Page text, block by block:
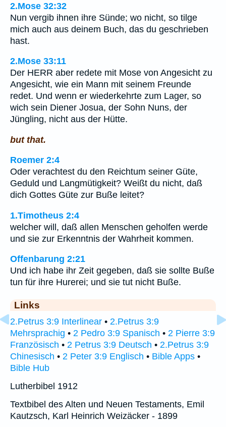
2.Mose 32:32
Nun vergib ihnen ihre Sünde; wo nicht, so tilge
mich auch aus deinem Buch, das du geschrieben
hast.
2.Mose 33:11
Der HERR aber redete mit Mose von Angesicht zu
Angesicht, wie ein Mann mit seinem Freunde
redet. Und wenn er wiederkehrte zum Lager, so
wich sein Diener Josua, der Sohn Nuns, der
Jüngling, nicht aus der Hütte.
but that.
Roemer 2:4
Oder verachtest du den Reichtum seiner Güte,
Geduld und Langmütigkeit? Weißt du nicht, daß
dich Gottes Güte zur Buße leitet?
1.Timotheus 2:4
welcher will, daß allen Menschen geholfen werde
und sie zur Erkenntnis der Wahrheit kommen.
Offenbarung 2:21
Und ich habe ihr Zeit gegeben, daß sie sollte Buße
tun für ihre Hurerei; und sie tut nicht Buße.
Links
2.Petrus 3:9 Interlinear • 2.Petrus 3:9
Mehrsprachig • 2 Pedro 3:9 Spanisch • 2 Pierre 3:9
Französisch • 2 Petrus 3:9 Deutsch • 2.Petrus 3:9
Chinesisch • 2 Peter 3:9 Englisch • Bible Apps •
Bible Hub
Lutherbibel 1912
Textbibel des Alten und Neuen Testaments, Emil
Kautzsch, Karl Heinrich Weizäcker - 1899